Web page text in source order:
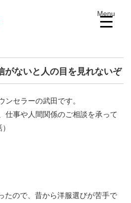
がないと人の目を見れないぞ
ンセラーの武田です。
仕事や人間関係のご相談を承って
たので、昔から洋服選びが苦手で
Menu